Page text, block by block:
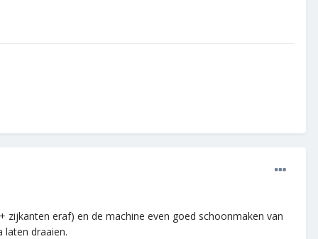
eraf) en de machine even goed schoonmaken van
laten draaien.